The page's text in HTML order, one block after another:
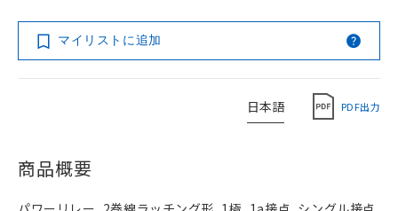
マイリストに追加
日本語 PDF出力
商品概要